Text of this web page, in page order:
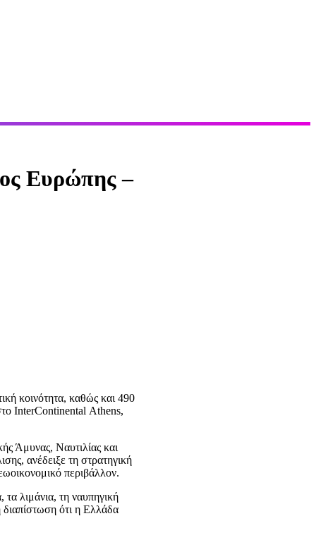
Ευρώπης –
κοινότητα, καθώς και 490
InterContinental Athens,
Άμυνας, Ναυτιλίας και
ανέδειξε τη στρατηγική
περιβάλλον.
λιμάνια, τη ναυπηγική
διαπίστωση ότι η Ελλάδα